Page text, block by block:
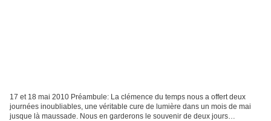
17 et 18 mai 2010 Préambule: La clémence du temps nous a offert deux
journées inoubliables, une véritable cure de lumière dans un mois de mai
jusque là maussade. Nous en garderons le souvenir de deux jours